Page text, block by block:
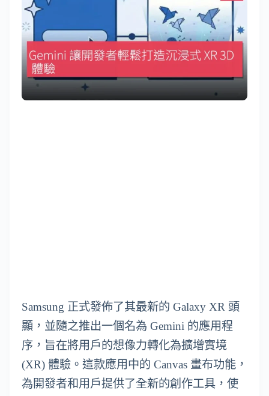
Samsung 正式發佈了其最新的 Galaxy XR 頭
顯，並隨之推出一個名為 Gemini 的應用程
序，旨在將用戶的想像力轉化為擴增實境
(XR) 體驗。這款應用中的 Canvas 畫布功能，
為開發者和用戶提供了全新的創作工具，使